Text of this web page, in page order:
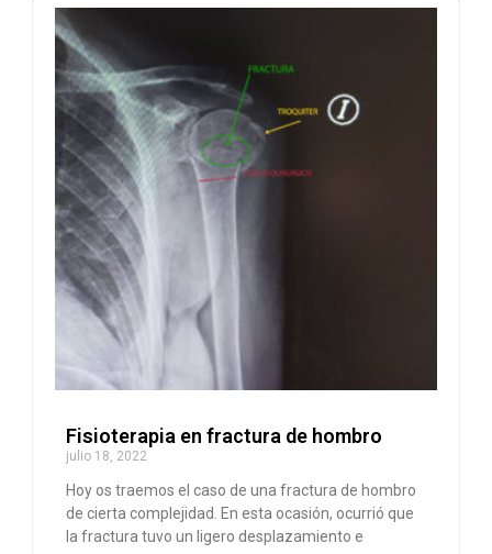
Fisioterapia en fractura de hombro
julio 18, 2022
Hoy os traemos el caso de una fractura de hombro
de cierta complejidad. En esta ocasión, ocurrió que
la fractura tuvo un ligero desplazamiento e